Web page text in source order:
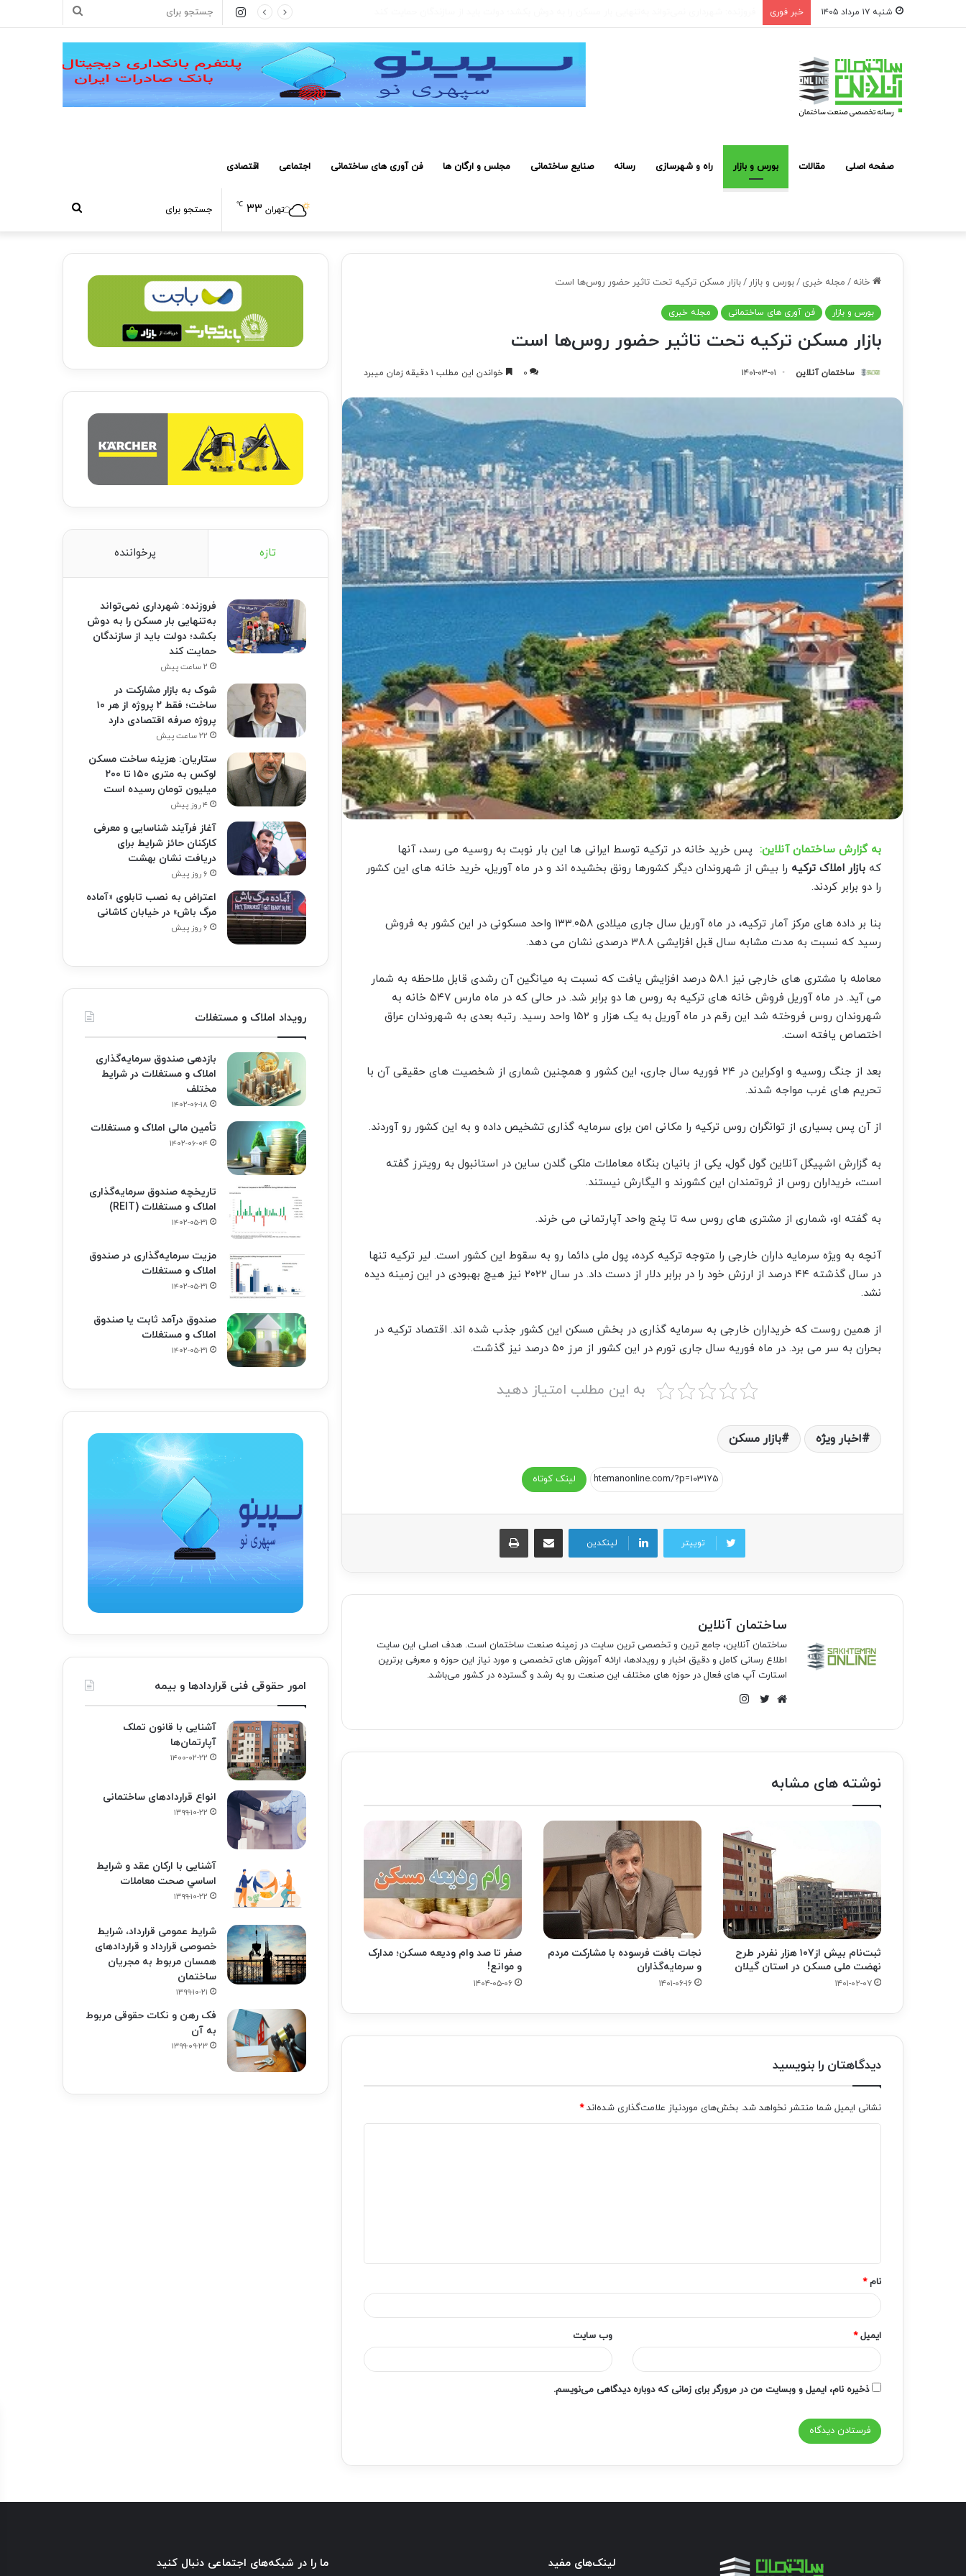
شنبه ۱۷ مرداد ۱۴۰۵ خبر فوری
جستجو
اینستاگرام
صفحه اصلی مقالات بورس و بازار راه و شهرسازی رسانه صنایع ساختمانی مجلس و ارگان ها فن آوری های ساختمانی اجتماعی اقتصادی
جستجو
برای
تهران ۳۳ ℃
خانه / مجله خبری /بورس و بازار /بازار مسکن ترکیه تحت تاثیر حضور روس‌ها است
بورس و بازار فن آوری های ساختمانی مجله خبری
بازار مسکن ترکیه تحت تاثیر حضور روس‌ها است
ساختمان آنلاین ۱۴۰۱-۰۳-۰۱ ۰ خواندن این مطلب ۱ دقیقه زمان میبرد
به گزارش ساختمان آنلاین: پس خرید خانه‌ در ترکیه توسط ایرانی ها این بار نوبت به روسیه می رسد، آنها
که بازار املاک ترکیه را بیش از شهروندان دیگر کشورها رونق بخشیده اند و در ماه آوریل، خرید خانه های این کشور
را دو برابر کردند.
بنا بر داده های مرکز آمار ترکیه، در ماه آوریل سال جاری میلادی ۱۳۳.۰۵۸ واحد مسکونی در این کشور به فروش
رسید که نسبت به مدت مشابه سال قبل افزایشی ۳۸.۸ درصدی نشان می دهد.
معامله با مشتری های خارجی نیز ۵۸.۱ درصد افزایش یافت که نسبت به میانگین آن رشدی قابل ملاحظه به شمار
می آید. در ماه آوریل فروش خانه های ترکیه به روس ها دو برابر شد. در حالی که در ماه مارس ۵۴۷ خانه به
شهروندان روس فروخته شد این رقم در ماه آوریل به یک هزار و ۱۵۲ واحد رسید. رتبه بعدی به شهروندان عراق
اختصاص یافته است.
بعد از جنگ روسیه و اوکراین در ۲۴ فوریه سال جاری، این کشور و همچنین شماری از شخصیت های حقیقی آن با
تحریم های غرب مواجه شدند.
از آن پس بسیاری از توانگران روس ترکیه را مکانی امن برای سرمایه گذاری تشخیص داده و به این کشور رو آوردند.
به گزارش اشپیگل آنلاین گول گول، یکی از بانیان بنگاه معاملات ملکی گلدن ساین در استانبول به رویترز گفته
است، خریداران روس از ثروتمندان این کشورند و الیگارش نیستند.
به گفته او، شماری از مشتری های روس سه تا پنج واحد آپارتمانی می خرند.
آنچه به ویژه سرمایه داران خارجی را متوجه ترکیه کرده، پول ملی دائما رو به سقوط این کشور است. لیر ترکیه تنها
در سال گذشته ۴۴ درصد از ارزش خود را در برابر دلار از دست داد. در سال ۲۰۲۲ نیز هیچ بهبودی در این زمینه دیده
نشد.
از همین روست که خریداران خارجی به سرمایه گذاری در بخش مسکن این کشور جذب شده اند. اقتصاد ترکیه در
بحران به سر می برد. در ماه فوریه سال جاری تورم در این کشور از مرز ۵۰ درصد نیز گذشت.
به این مطلب امتیاز دهید
اخبار ویژه بازار مسکن
لینک کوتاه
توییتر لینکدین
اشتراک گذاری از طریق ایمیل چاپ
ساختمان آنلاین
ساختمان آنلاین، جامع ترین و تخصصی ترین سایت در زمینه صنعت ساختمان است. هدف اصلی این سایت
اطلاع رسانی کامل و دقیق اخبار و رویدادها، ارائه آموزش های تخصصی و مورد نیاز این حوزه و معرفی برترین
استارت آپ های فعال در حوزه های مختلف این صنعت رو به رشد و گسترده در کشور می‌باشد.
نوشته های مشابه
ثبت‌نام بیش از۱۰۷ هزار نفردر طرح
نهضت ملی مسکن در استان گیلان
۱۴۰۱-۰۲-۰۷
نجات بافت فرسوده با مشارکت مردم
و سرمایه‌گذاران
۱۴۰۱-۰۶-۱۶
صفر تا صد وام ودیعه مسکن؛ مدارک
و موانع!
۱۴۰۴-۰۵-۰۶
دیدگاهتان را بنویسید
نشانی ایمیل شما منتشر نخواهد شد. بخش‌های موردنیاز علامت‌گذاری شده‌اند*
*
نام*
ایمیل* وب‌ سایت
ذخیره نام، ایمیل و وبسایت من در مرورگر برای زمانی که دوباره دیدگاهی می‌نویسم.
تازه پرخواننده
فروزنده: شهرداری نمی‌تواند
به‌تنهایی بار مسکن را به دوش
بکشد؛ دولت باید از سازندگان
حمایت کند
۲ ساعت پیش
شوک به بازار مشارکت در
ساخت؛ فقط ۲ پروژه از هر ۱۰
پروژه صرفه اقتصادی دارد
۲۲ ساعت پیش
ستاریان: هزینه ساخت مسکن
لوکس به متری ۱۵۰ تا ۲۰۰
میلیون تومان رسیده است
۴ روز پیش
آغاز فرآیند شناسایی و معرفی
کارکنان حائز شرایط برای
دریافت نشان بهشت
۶ روز پیش
اعتراض به نصب تابلوی «آماده
مرگ باش» در خیابان کاشانی
۶ روز پیش
رویداد املاک و مستغلات
بازدهی صندوق سرمایه‌گذاری
املاک و مستغلات در شرایط
مختلف
۱۴۰۲-۰۶-۱۸
تأمین مالی املاک و مستغلات
۱۴۰۲-۰۶-۰۴
تاریخچه صندوق سرمایه‌گذاری
املاک و مستغلات (REIT)
۱۴۰۲-۰۵-۳۱
مزیت سرمایه‌گذاری در صندوق
املاک و مستغلات
۱۴۰۲-۰۵-۳۱
صندوق درآمد ثابت یا صندوق
املاک و مستغلات
۱۴۰۲-۰۵-۳۱
امور حقوقی فنی قراردادها و بیمه
آشنایی با قانون تملک
آپارتمان‌ها
۱۴۰۰-۰۲-۲۲
انواع قراردادهای ساختمانی
۱۳۹۹-۱۰-۲۲
آشنایی با ارکان عقد و شرايط
اساسي صحت معاملات
۱۳۹۹-۱۰-۲۲
شرایط عمومی قرارداد، شرایط
خصوصی قرارداد و قراردادهای
همسان مربوط به مجریان
ساختمان
۱۳۹۹-۱۰-۲۱
فک‌ رهن و نکات حقوقی مربوط
به آن
۱۳۹۹-۰۹-۲۳
لینک‌های مفید ما را در شبکه‌های اجتماعی دنبال کنید